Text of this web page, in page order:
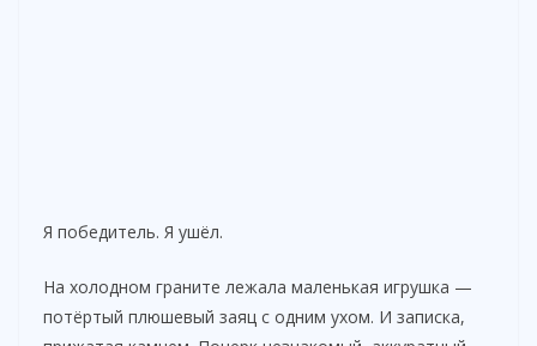
Я победитель. Я ушёл.
На холодном граните лежала маленькая игрушка —
потёртый плюшевый заяц с одним ухом. И записка,